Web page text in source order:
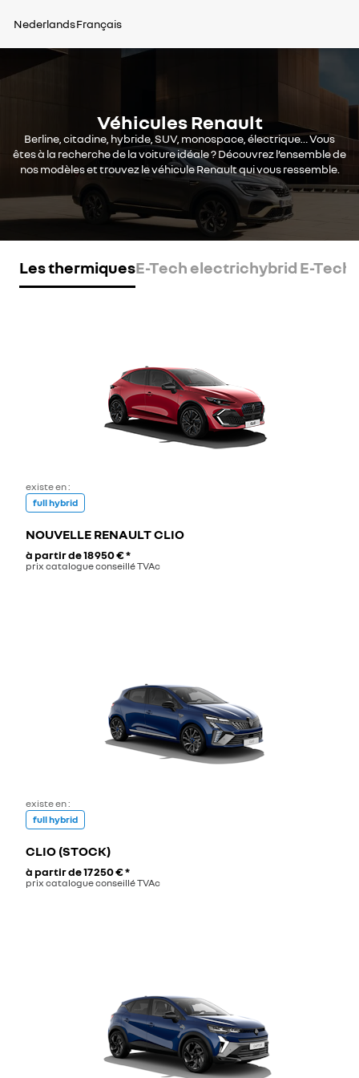
NederlandsFrançais
Véhicules Renault
Berline, citadine, hybride, SUV, monospace, électrique… Vous
êtes à la recherche de la voiture idéale ? Découvrez l’ensemble de
nos modèles et trouvez le véhicule Renault qui vous ressemble.
Les thermiquesE-Tech electrichybrid E-Tech
existe en :
full hybrid
NOUVELLE RENAULT CLIO
à partir de18 950 €*
prix catalogue conseillé TVAc
existe en :
full hybrid
CLIO (STOCK)
à partir de17 250 €*
prix catalogue conseillé TVAc